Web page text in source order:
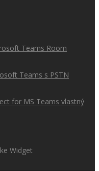
Teams Room
Teams s PSTN
for MS Teams vlastný